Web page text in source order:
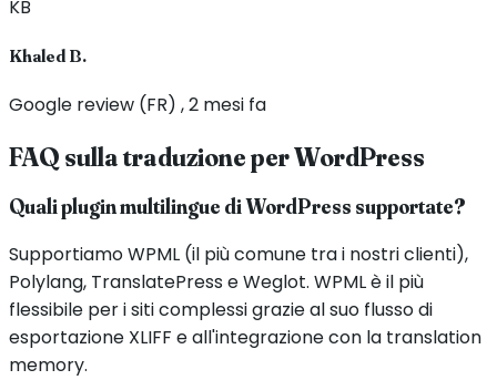
KB
Khaled B.
Google review (FR) , 2 mesi fa
FAQ sulla traduzione per WordPress
Quali plugin multilingue di WordPress supportate?
Supportiamo WPML (il più comune tra i nostri clienti),
Polylang, TranslatePress e Weglot. WPML è il più
flessibile per i siti complessi grazie al suo flusso di
esportazione XLIFF e all'integrazione con la translation
memory.